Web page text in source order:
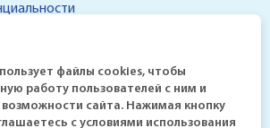
персональных данных для
файлы cookies, чтобы
работу пользователей с ним и
сайта. Нажимая кнопку
с условиями использования